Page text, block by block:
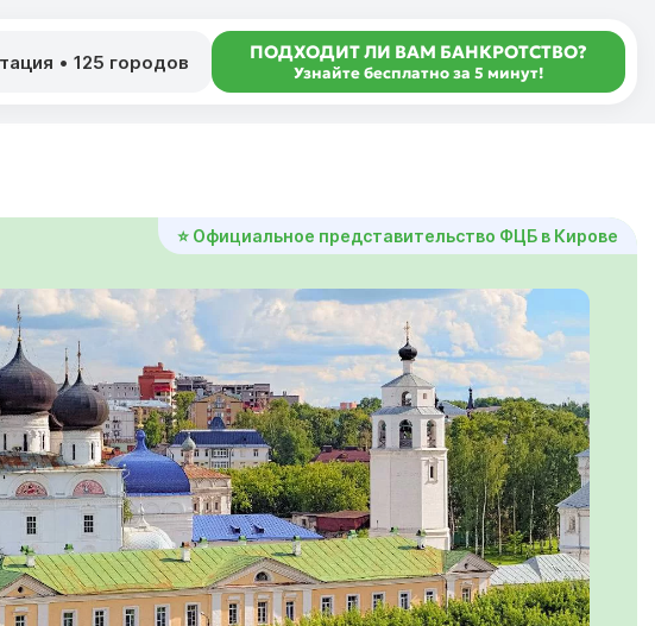
• 125 городов ПОДХОДИТ ЛИ ВАМ БАНКРОТСТВО?
Узнайте бесплатно за 5 минут!
⭐ Официальное представительство ФЦБ в Кирове